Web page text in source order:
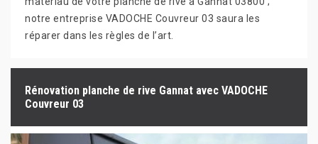
notre entreprise VADOCHE Couvreur 03 saura les
réparer dans les règles de l’art.
Rénovation planche de rive Gannat avec VADOCHE
Couvreur 03